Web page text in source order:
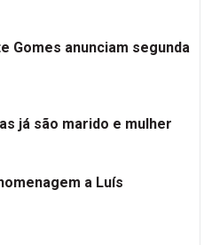
Gomes anunciam segunda
já são marido e mulher
a Luís